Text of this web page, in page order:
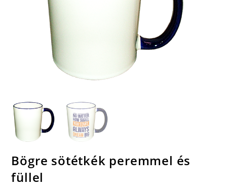
Bögre sötétkék peremmel és
füllel